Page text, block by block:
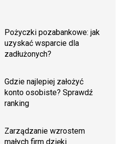
Pożyczki pozabankowe: jak
uzyskać wsparcie dla
zadłużonych?
Gdzie najlepiej założyć
konto osobiste? Sprawdź
ranking
Zarządzanie wzrostem
małych firm dzięki